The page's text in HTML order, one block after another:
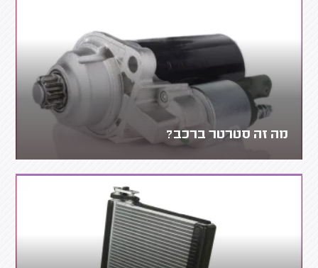
מה זה סטרטר ברכב?